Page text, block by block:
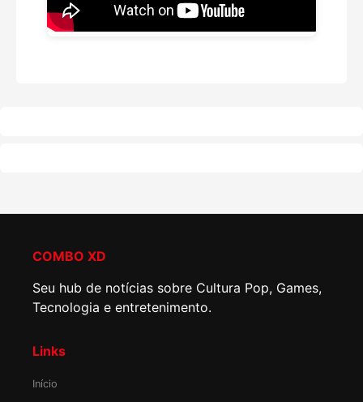
COMBO XD
Seu hub de notícias sobre Cultura Pop, Games,
Tecnologia e entretenimento.
Links
Início